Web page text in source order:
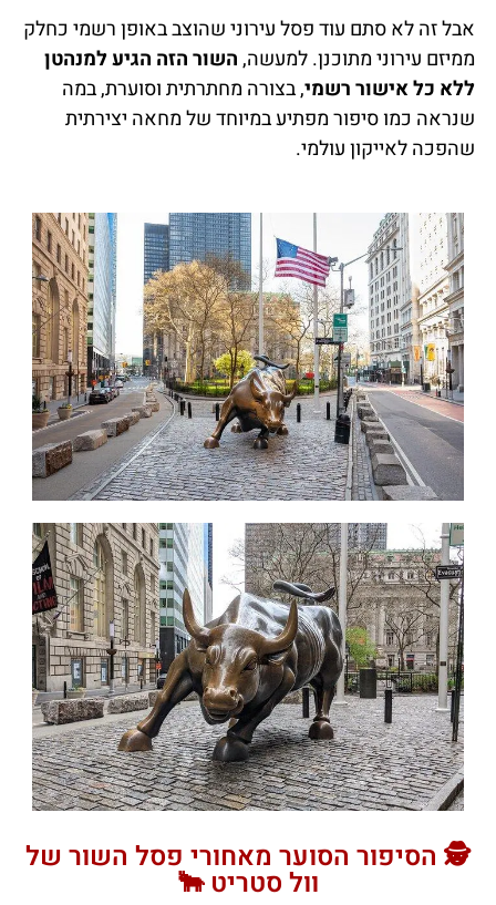
אבל זה לא סתם עוד פסל עירוני שהוצב באופן רשמי כחלק
ממיזם עירוני מתוכנן. למעשה,השור הזה הגיע למנהטן
ללא כל אישור רשמי, בצורה מחתרתית וסוערת, במה
שנראה כמו סיפור מפתיע במיוחד של מחאה יצירתית
שהפכה לאייקון עולמי.
🕵️ הסיפור הסוער מאחורי פסל השור של
וול סטריט 🐂